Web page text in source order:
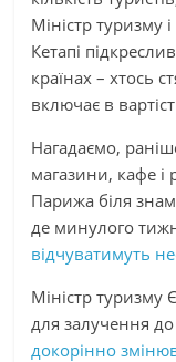
Міністр туризму
Кетапі
країнах – хтось
включає в
Нагадаємо,
магазини, кафе і
Парижа біля
де минулого
відчуватимуть
Міністр
для залучення до
докорінно